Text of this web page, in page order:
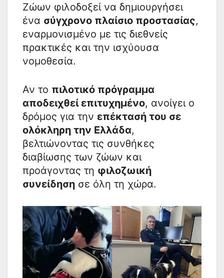
Ζώων φιλοδοξεί να δημιουργήσει
ένα σύγχρονο πλαίσιο προστασίας,
εναρμονισμένο με τις διεθνείς
πρακτικές και την ισχύουσα
νομοθεσία.
Αν το πιλοτικό πρόγραμμα
αποδειχθεί επιτυχημένο, ανοίγει ο
δρόμος για την επέκτασή του σε
ολόκληρη την Ελλάδα,
βελτιώνοντας τις συνθήκες
διαβίωσης των ζώων και
προάγοντας τη φιλοζωική
συνείδηση σε όλη τη χώρα.